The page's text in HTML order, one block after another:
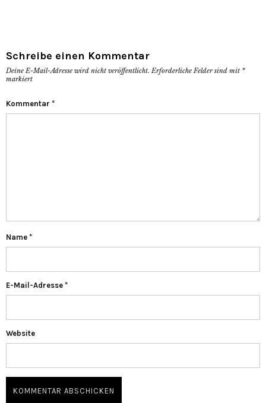
Schreibe einen Kommentar
Deine E-Mail-Adresse wird nicht veröffentlicht. Erforderliche Felder sind mit *
markiert
Kommentar *
Name *
E-Mail-Adresse *
Website